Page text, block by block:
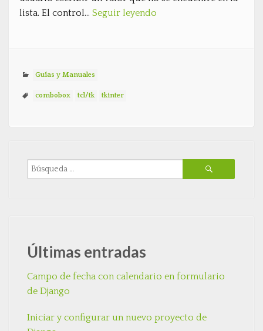
lista. El control… Seguir leyendo
Guías y Manuales
combobox tcl/tk tkinter
Últimas entradas
Campo de fecha con calendario en formulario
de Django
Iniciar y configurar un nuevo proyecto de